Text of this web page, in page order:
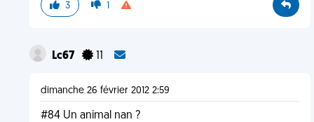
3 1
Lc67 11
dimanche 26 février 2012 2:59
#84 Un animal nan ?